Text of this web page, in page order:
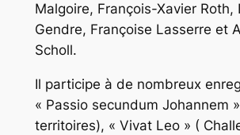
Malgoire, François-Xavier Roth,
Gendre, Françoise Lasserre et
Scholl.
Il participe à de nombreux
« Passio secundum Johannem
territoires), « Vivat Leo » (